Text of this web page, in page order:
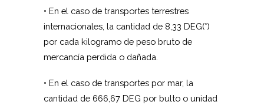
• En el caso de transportes terrestres
internacionales, la cantidad de 8,33 DEG(*)
por cada kilogramo de peso bruto de
mercancía perdida o dañada.
• En el caso de transportes por mar, la
cantidad de 666,67 DEG por bulto o unidad